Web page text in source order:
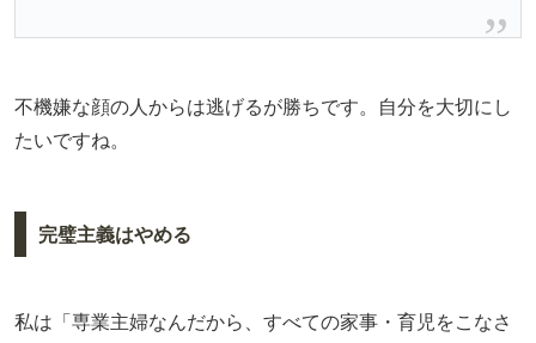
不機嫌な顔の人からは逃げるが勝ちです。自分を大切にし
たいですね。
完璧主義はやめる
私は「専業主婦なんだから、すべての家事・育児をこなさ